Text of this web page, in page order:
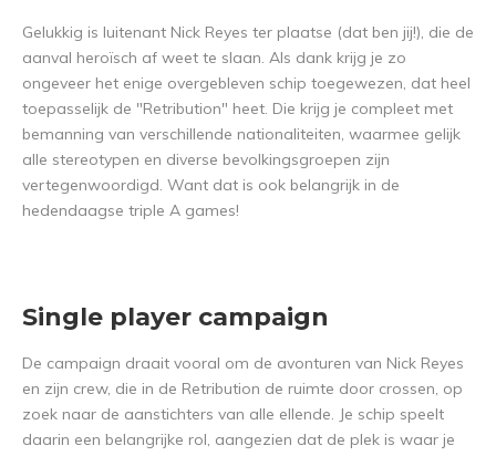
Gelukkig is luitenant Nick Reyes ter plaatse (dat ben jij!), die de
aanval heroïsch af weet te slaan. Als dank krijg je zo
ongeveer het enige overgebleven schip toegewezen, dat heel
toepasselijk de "Retribution" heet. Die krijg je compleet met
bemanning van verschillende nationaliteiten, waarmee gelijk
alle stereotypen en diverse bevolkingsgroepen zijn
vertegenwoordigd. Want dat is ook belangrijk in de
hedendaagse triple A games!
Single player campaign
De campaign draait vooral om de avonturen van Nick Reyes
en zijn crew, die in de Retribution de ruimte door crossen, op
zoek naar de aanstichters van alle ellende. Je schip speelt
daarin een belangrijke rol, aangezien dat de plek is waar je